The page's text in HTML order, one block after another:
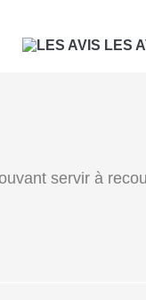
LES
servir à